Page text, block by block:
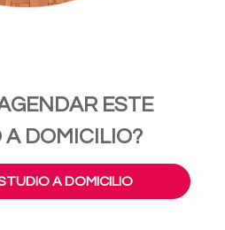
ESTE
A DOMICILIO?
A DOMICILIO